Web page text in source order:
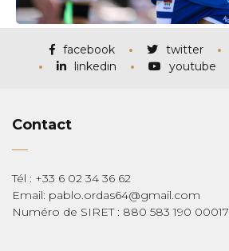
facebook twitter
linkedin
youtube
Contact
Tél : +33 6 02 34 36 62
Email: pablo.ordas64@gmail.com
Numéro de SIRET : 880 583 190 00017